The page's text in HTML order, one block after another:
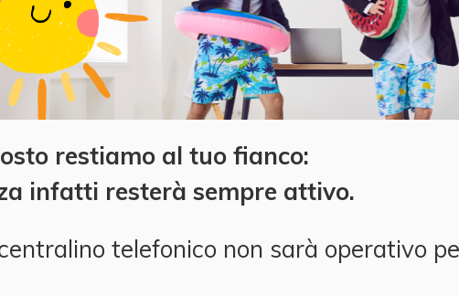
restiamo al tuo fianco:
infatti resterà sempre attivo.
telefonico non sarà operativo